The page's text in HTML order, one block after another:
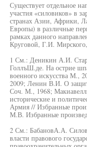
Существует отдельное
участия «силовиков» в
странах Азии, Африки,
Европы) в различные
рамках данного
Круговой, Г.И. Мирского,
1 См.: Деникин А.И.
ГоллъШ.де. На острие
военного искусства М.,
2009; Ленин В.И. О
Соч. М., 1968;
исторические и
Армия // Избранные
М.В. Избранные
2 См.: БабановА.А.
власти правового